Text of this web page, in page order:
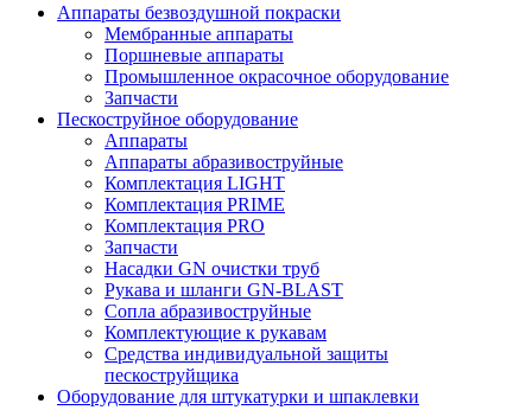
Аппараты безвоздушной покраски
Мембранные аппараты
Поршневые аппараты
Промышленное окрасочное оборудование
Запчасти
Пескоструйное оборудование
Аппараты
Аппараты абразивоструйные
Комплектация LIGHT
Комплектация PRIME
Комплектация PRO
Запчасти
Насадки GN очистки труб
Рукава и шланги GN-BLAST
Сопла абразивоструйные
Комплектующие к рукавам
Средства индивидуальной защиты
пескоструйщика
Оборудование для штукатурки и шпаклевки